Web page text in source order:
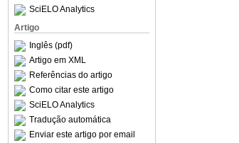
SciELO Analytics
Artigo
Inglês (pdf)
Artigo em XML
Referências do artigo
Como citar este artigo
SciELO Analytics
Tradução automática
Enviar este artigo por email